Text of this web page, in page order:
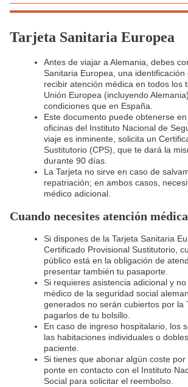
Tarjeta Sanitaria Europea
Antes de viajar a Alemania, debes
Sanitaria Europea, una identificación
recibir atención médica en todos los
Unión Europea (incluyendo
condiciones que en España.
Este documento puede obtenerse
oficinas del Instituto Nacional de
viaje es inminente, solicita un
Sustitutorio (CPS), que te dará la
durante 90 días.
La Tarjeta no sirve en caso de
repatriación; en ambos casos,
médico adicional.
Cuando necesites atención
Si dispones de la Tarjeta Sanitaria
Certificado Provisional Sustitutorio,
público está en la obligación de
presentar también tu pasaporte.
Si requieres asistencia adicional y
médico de la seguridad social
generados no serán cubiertos por la
pagarlos de tu bolsillo.
En caso de ingreso hospitalario, los
las habitaciones individuales o
paciente.
Si tienes que abonar algún coste por
ponte en contacto con el Instituto
Social para solicitar el reembolso.